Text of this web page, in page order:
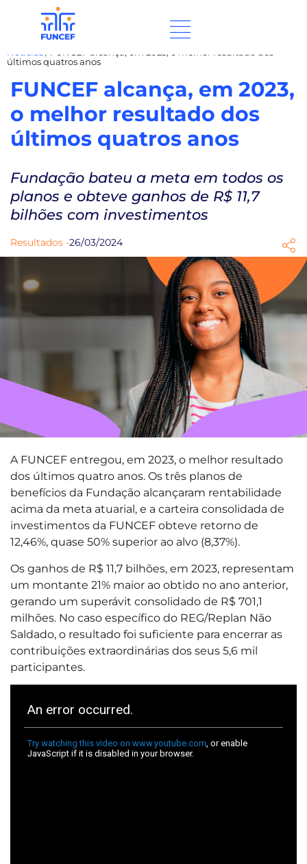
Notícias / FUNCEF alcança, em 2023, o melhor resultado dos
últimos quatros anos
FUNCEF alcança, em 2023,
o melhor resultado dos
últimos quatros anos
Fundação bateu a meta em todos os
planos e obteve ganhos de R$ 11,7
bilhões com investimentos
Resultados -26/03/2024
A FUNCEF entregou, em 2023, o melhor resultado
dos últimos quatro anos. Os três planos de
benefícios da Fundação alcançaram rentabilidade
acima da meta atuarial, e a carteira consolidada de
investimentos da FUNCEF obteve retorno de
12,46%, quase 50% superior ao alvo (8,37%).
Os ganhos de R$ 11,7 bilhões, em 2023, representam
um montante 21% maior ao obtido no ano anterior,
gerando um superávit consolidado de R$ 701,1
milhões. No caso específico do REG/Replan Não
Saldado, o resultado foi suficiente para encerrar as
contribuições extraordinárias dos seus 5,6 mil
participantes.